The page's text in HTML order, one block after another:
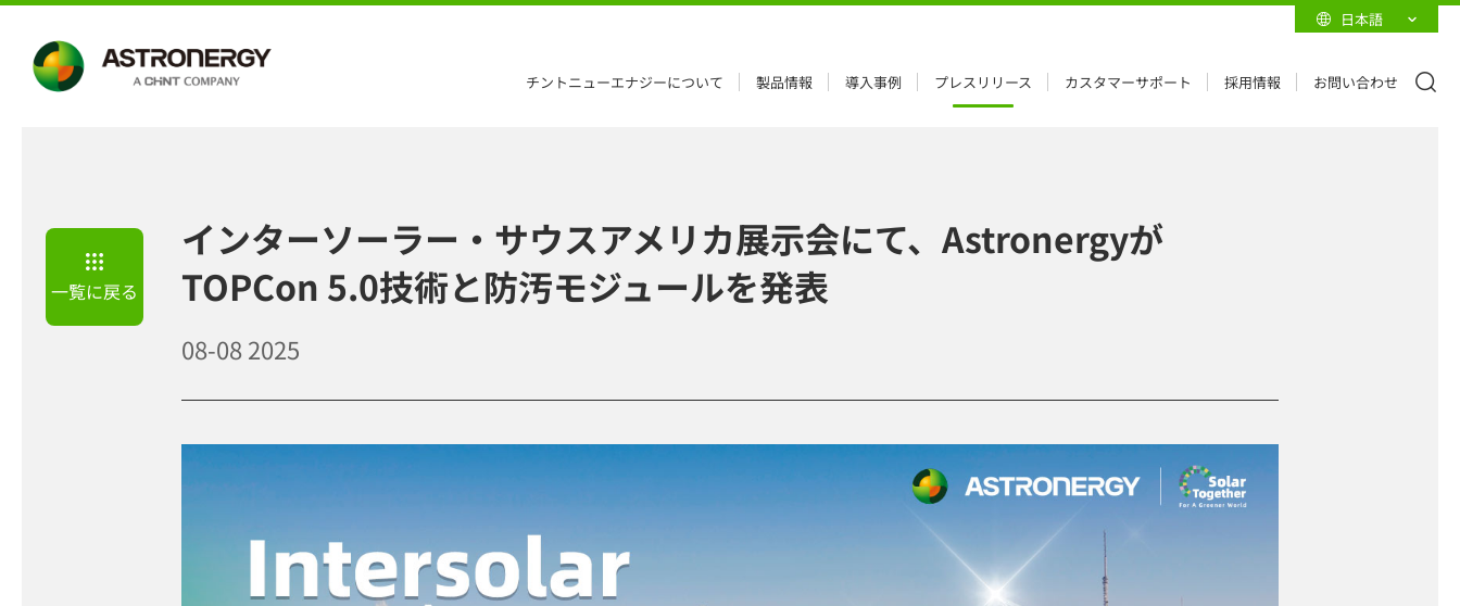
日本語
チントニューエナジーについて 製品情報 導入事例 プレスリリース カスタマーサポート 採用情報 お問い合わせ
一覧に戻る
インターソーラー・サウスアメリカ展示会にて、Astronergyが
TOPCon 5.0技術と防汚モジュールを発表
08-08 2025